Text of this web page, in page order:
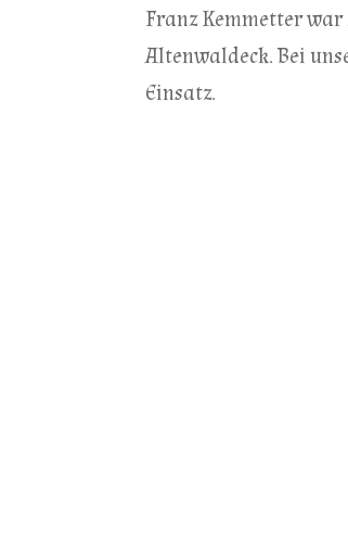
Franz Kemmetter war
Altenwaldeck. Bei
Einsatz.